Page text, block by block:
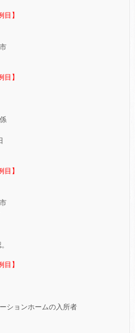
目】
目】
目】
目】
ションホームの入所者